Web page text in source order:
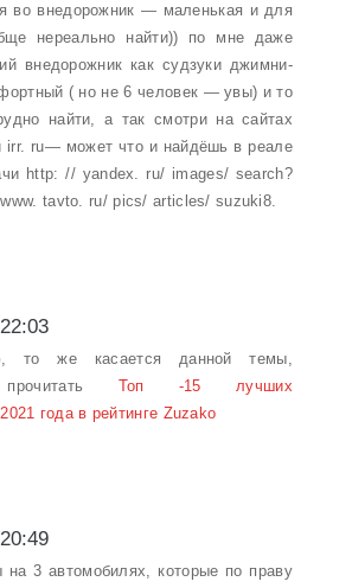
во внедорожник — маленькая и для
нереально найти)) по мне даже
внедорожник как судзуки джимни-
( но не 6 человек — увы) и то
найти, а так смотри на сайтах
irr. ru— может что и найдёшь в реале
http: // yandex. ru/ images/ search?
tavto. ru/ pics/ articles/ suzuki8.
то же касается данной темы,
Топ -15 лучших
года в рейтинге Zuzako
на 3 автомобилях, которые по праву